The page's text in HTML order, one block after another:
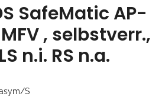
SafeMatic AP-
, selbstverr.,
n.i. RS n.a.
S